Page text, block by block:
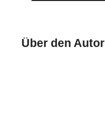
Über den Autor